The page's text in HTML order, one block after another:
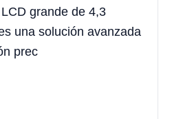
grande de 4,3
una solución avanzada
prec